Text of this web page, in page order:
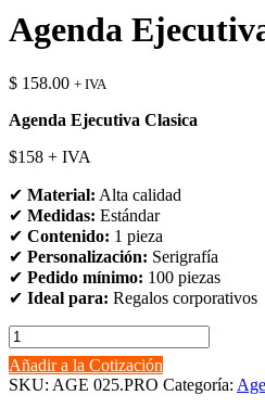
Agenda
$ 158.00 + IVA
Agenda Ejecutiva Clasica
$158 + IVA
✔ Material: Alta calidad
✔ Medidas: Estándar
✔ Contenido: 1 pieza
✔ Personalización: Serigrafía
✔ Pedido mínimo: 100 piezas
✔ Ideal para: Regalos corporativos
Agenda
Ejecutiva
Clasica
cantidad
Añadir a la Cotización
SKU: AGE 025.PRO Categoría: